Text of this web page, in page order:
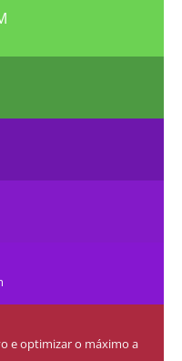
e optimizar o máximo a